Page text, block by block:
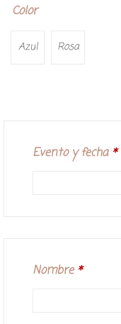
Color
Azul Rosa
Evento y fecha *
Nombre *